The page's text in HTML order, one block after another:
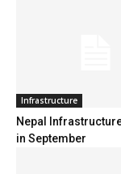
Infrastructure
Nepal
in September